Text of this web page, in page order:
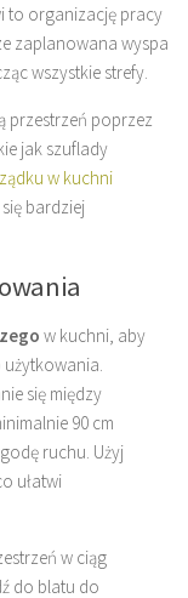
to organizację pracy
zaplanowana wyspa
wszystkie strefy.
przestrzeń poprzez
jak szuflady
w kuchni
bardziej
w kuchni, aby
się między
90 cm
ruchu. Użyj
ułatwi
w ciąg
do blatu do